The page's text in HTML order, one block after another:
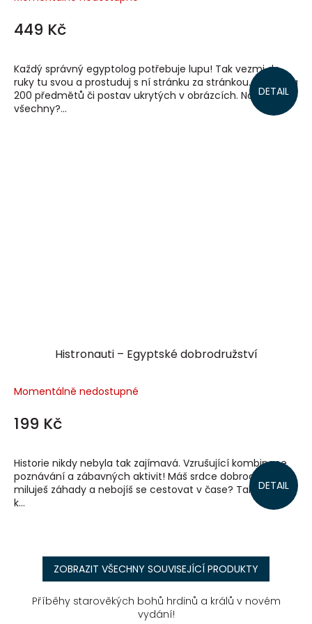
449 Kč
DETAIL
Každý správný egyptolog potřebuje lupu! Tak vezmi do
ruky tu svou a prostuduj s ní stránku za stránkou. Hledej na
200 předmětů či postav ukrytých v obrázcích. Najdeš je
všechny?...
Histronauti – Egyptské dobrodružství
Momentálně nedostupné
199 Kč
DETAIL
Historie nikdy nebyla tak zajímavá. Vzrušující kombinace
poznávání a zábavných aktivit! Máš srdce dobrodruha,
miluješ záhady a nebojíš se cestovat v čase? Tak se přidej
k...
ZOBRAZIT VŠECHNY SOUVISEJÍCÍ PRODUKTY
Příběhy starověkých bohů hrdinů a králů v novém
vydání!